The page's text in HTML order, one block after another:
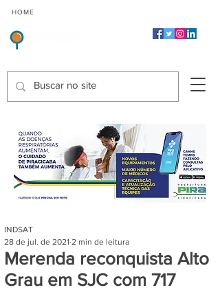
HOME
Merenda reconquista Alto
Grau em SJC com 717
INDSAT
28 de jul. de 2021 2 min de leitura